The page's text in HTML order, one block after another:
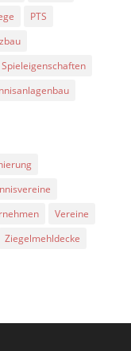
PTS
Spieleigenschaften
Vereine
Ziegelmehldecke